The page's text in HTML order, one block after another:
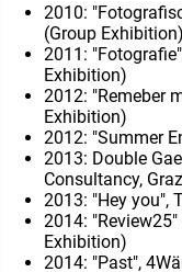
2010:
(Group Exhibition)
2011:
Exhibition)
2012: "Remeber
Exhibition)
2012: "Summer
2013: Double
Consultancy,
2013: "Hey you",
2014:
Exhibition)
2014: "Past",